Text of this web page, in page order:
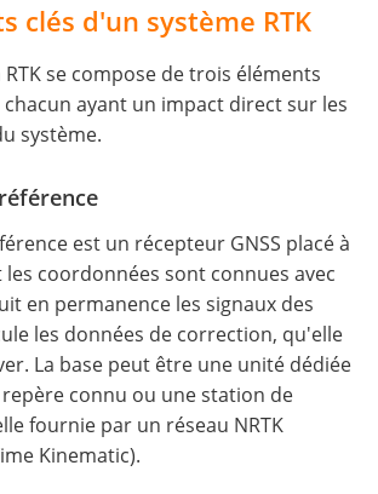
clés d'un système RTK
se compose de trois éléments
ayant un impact direct sur les
système.
est un récepteur GNSS placé à
coordonnées sont connues avec
en permanence les signaux des
les données de correction, qu'elle
La base peut être une unité dédiée
connu ou une station de
fournie par un réseau NRTK
Kinematic).